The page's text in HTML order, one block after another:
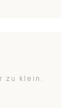
zu klein.